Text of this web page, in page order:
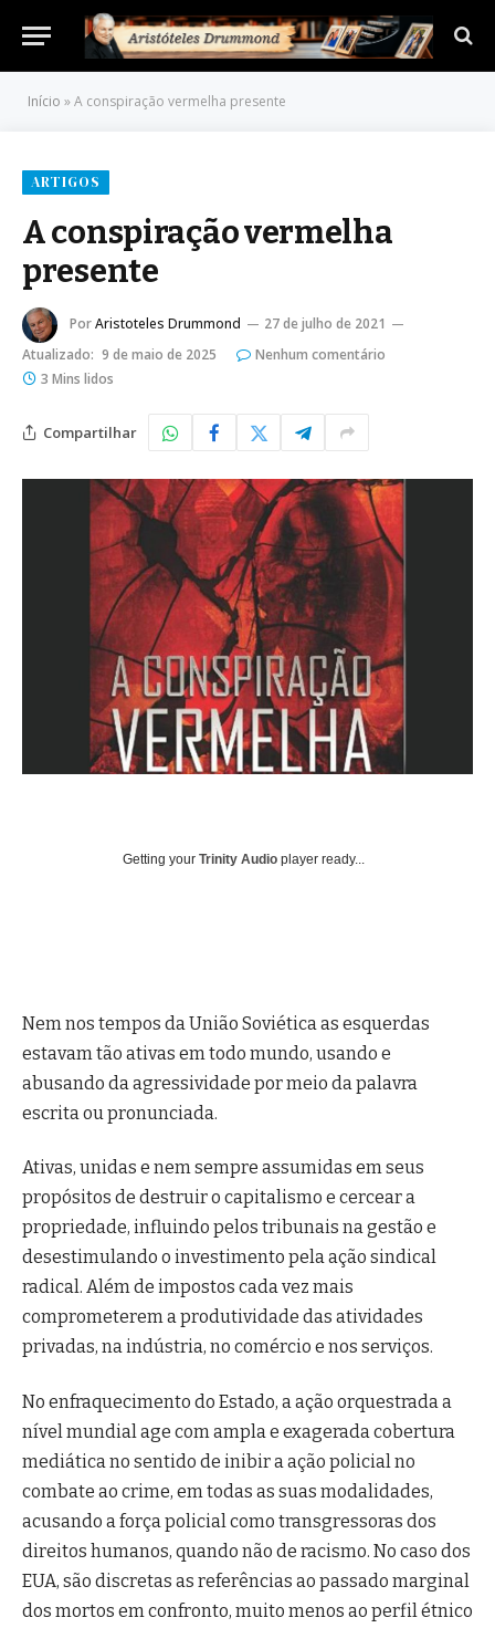
Início »A conspiração vermelha presente
ARTIGOS
A conspiração vermelha
presente
PorAristoteles Drummond
27 de julho de 2021
Atualizado: 9 de maio de 2025
Nenhum comentário
3 Mins lidos
Compartilhar
Getting your Trinity Audio player ready...
Nem nos tempos da União Soviética as esquerdas
estavam tão ativas em todo mundo, usando e
abusando da agressividade por meio da palavra
escrita ou pronunciada.
Ativas, unidas e nem sempre assumidas em seus
propósitos de destruir o capitalismo e cercear a
propriedade, influindo pelos tribunais na gestão e
desestimulando o investimento pela ação sindical
radical. Além de impostos cada vez mais
comprometerem a produtividade das atividades
privadas, na indústria, no comércio e nos serviços.
No enfraquecimento do Estado, a ação orquestrada a
nível mundial age com ampla e exagerada cobertura
mediática no sentido de inibir a ação policial no
combate ao crime, em todas as suas modalidades,
acusando a força policial como transgressoras dos
direitos humanos, quando não de racismo. No caso dos
EUA, são discretas as referências ao passado marginal
dos mortos em confronto, muito menos ao perfil étnico